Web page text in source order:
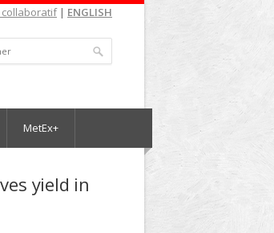
collaboratif| ENGLISH
MetEx+
yield in